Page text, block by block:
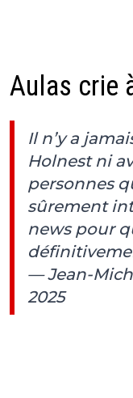
Aulas crie
Il n’y a
Holnest ni
personnes
sûrement
news pour
— Jean-
2025